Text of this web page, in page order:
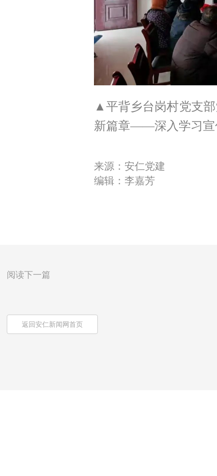
▲平背乡台岗村党支
新篇章——深入学习宣
来源：安仁党建
编辑：李嘉芳
阅读下一篇
返回安仁新闻网首页